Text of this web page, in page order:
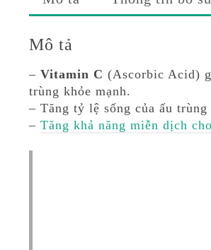
Mô tả
–Vitamin C (Ascorbic Acid)
trùng khỏe mạnh.
– Tăng tỷ lệ sống của ấu trùng
–Tăng khả năng miễn dịch